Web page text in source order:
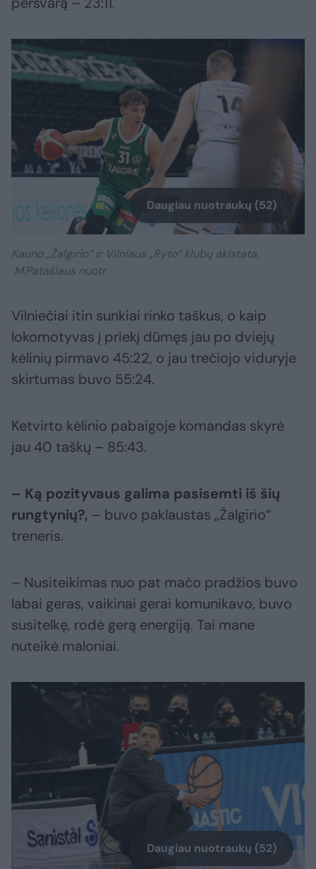
Daugiau nuotraukų (52)
Kauno „Žalgirio“ ir Vilniaus „Ryto“ klubų akistata.
M.Patašiaus nuotr.
Vilniečiai itin sunkiai rinko taškus, o kaip
lokomotyvas į priekį dūmęs jau po dviejų
kėlinių pirmavo 45:22, o jau trečiojo viduryje
skirtumas buvo 55:24.
Ketvirto kėlinio pabaigoje komandas skyrė
jau 40 taškų – 85:43.
– Ką pozityvaus galima pasisemti iš šių
rungtynių?, – buvo paklaustas „Žalgirio“
treneris.
– Nusiteikimas nuo pat mačo pradžios buvo
labai geras, vaikinai gerai komunikavo, buvo
susitelkę, rodė gerą energiją. Tai mane
nuteikė maloniai.
Daugiau nuotraukų (52)